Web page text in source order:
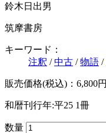
鈴木日出男
筑摩書房
キーワード：
注釈 /中古 /物語 /
販売価格(税込)：6,800円
和暦刊行年:平25 1冊
数量